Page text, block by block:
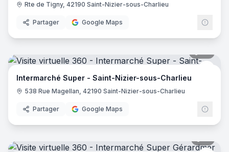
Rte de Tigny, 42190 Saint-Nizier-sous-Charlieu
Partager Google Maps
Intermarché Super - Saint-Nizier-sous-Charlieu
538 Rue Magellan, 42190 Saint-Nizier-sous-Charlieu
Partager Google Maps